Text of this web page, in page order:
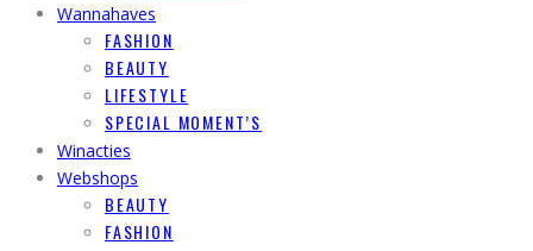
Wannahaves
FASHION
BEAUTY
LIFESTYLE
SPECIAL MOMENT’S
Winacties
Webshops
BEAUTY
FASHION